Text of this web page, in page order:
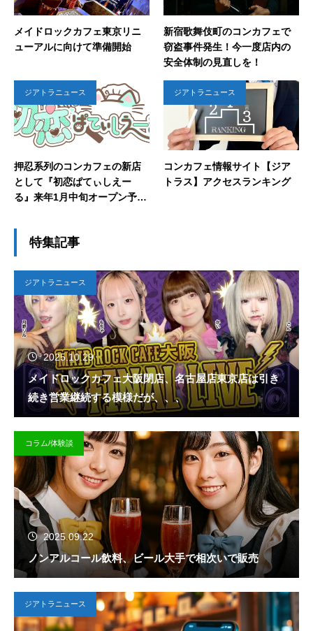
メイドロックカフェ東京リニ
ューアルに向けて準備開始
新宿歌舞伎町のコンカフェで
窃盗事件発生！今一度店内の
安全体制の見直しを！
ジアトラニュース
押忍系列のコンカフェの新店
として『初恋ぱてぃしえー
る』来年1月中旬オープン予定
ジアトラニュース
コンカフェ情報サイト【ジア
トラス】アクセスランキング
特集記事
ジアトラニュース
2025.10.29
メイドロックカフェ大阪閉店、名古屋店東京店は引き
続き営業継続する模様だが、、、
コラム/体験談
2025.09.22
ノンアルコール飲料、ビール大手で相次いで販売
ジアトラニュース